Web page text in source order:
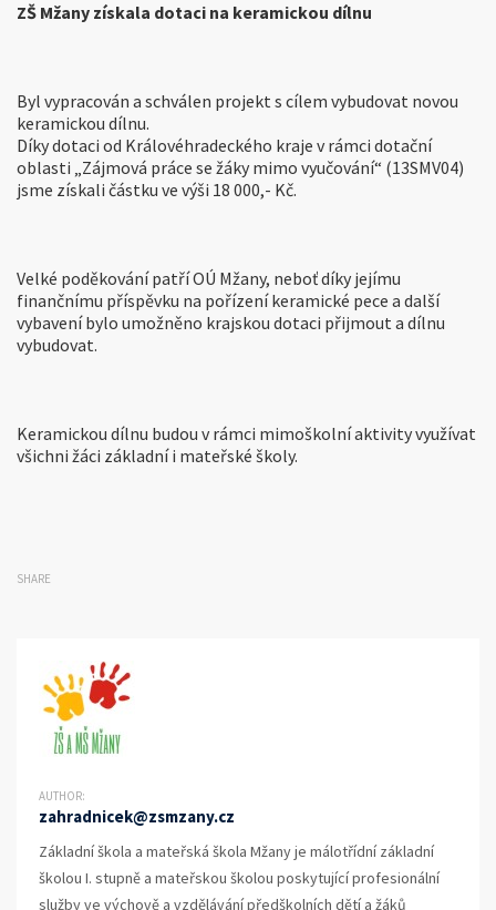
ZŠ Mžany získala dotaci na keramickou dílnu
Byl vypracován a schválen projekt s cílem vybudovat novou
keramickou dílnu.
Díky dotaci od Královéhradeckého kraje v rámci dotační
oblasti „Zájmová práce se žáky mimo vyučování“ (13SMV04)
jsme získali částku ve výši 18 000,- Kč.
Velké poděkování patří OÚ Mžany, neboť díky jejímu
finančnímu příspěvku na pořízení keramické pece a další
vybavení bylo umožněno krajskou dotaci přijmout a dílnu
vybudovat.
Keramickou dílnu budou v rámci mimoškolní aktivity využívat
všichni žáci základní i mateřské školy.
SHARE
AUTHOR:
zahradnicek@zsmzany.cz
Základní škola a mateřská škola Mžany je málotřídní základní
školou I. stupně a mateřskou školou poskytující profesionální
služby ve výchově a vzdělávání předškolních dětí a žáků